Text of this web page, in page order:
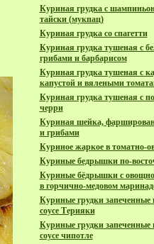
Куриная грудка с
тайски (мукпац)
Куриная грудка со спагетти
Куриная грудка тушеная с
грибами и барбарисом
Куриная грудка тушеная с
капустой и вялеными
Куриная грудка тушеная с
черри
Куриная шейка,
и грибами
Куриное жаркое в томатно-
Куриные бедрышки по-
Куриные бёдрышки с
в горчично-медовом
Куриные грудки запеченные
соусе Терияки
Куриные грудки запеченные
соусе чипотле